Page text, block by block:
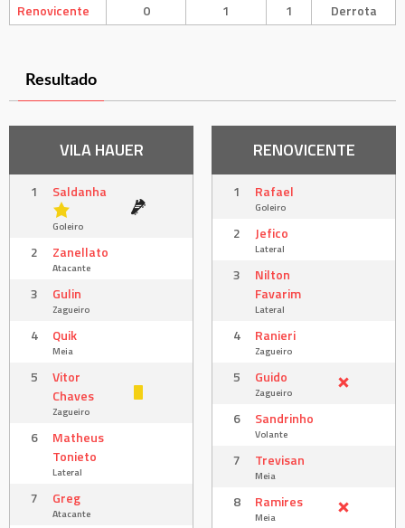
Renovicente 0 1 1 Derrota
Resultado
VILA HAUER
1 Saldanha
Goleiro
2 Zanellato
Atacante
3 Gulin
Zagueiro
4 Quik
Meia
5
Vitor
Chaves
Zagueiro
6
Matheus
Tonieto
Lateral
7 Greg
Atacante
RENOVICENTE
1 Rafael
Goleiro
2 Jefico
Lateral
3
Nilton
Favarim
Lateral
4 Ranieri
Zagueiro
5 Guido
Zagueiro
6 Sandrinho
Volante
7 Trevisan
Meia
8 Ramires
Meia